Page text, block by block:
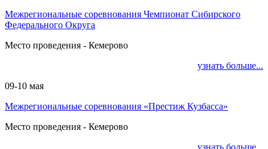
Межрегиональные соревнования Чемпионат Сибирского
Федерального Округа
Место проведения - Кемерово
узнать больше...
09-10 мая
Межрегиональные соревнования «Престиж Кузбасса»
Место проведения - Кемерово